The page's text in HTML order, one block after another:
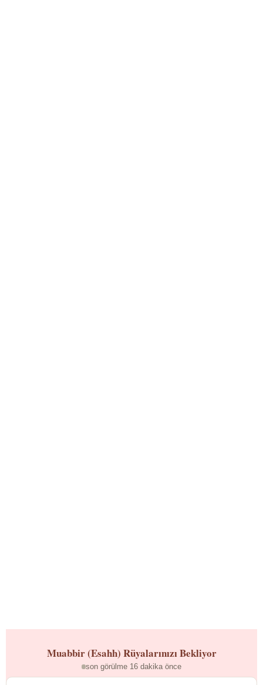
Muabbir (Esahh) Rüyalarınızı Bekliyor
son görülme 16 dakika önce